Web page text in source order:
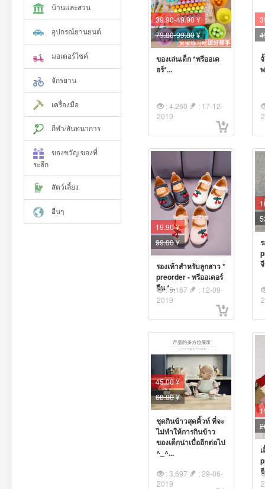
บ้านและสวน
อุปกรณ์ยานยนต์
มอเตอร์ไซค์
จักรยาน
เครื่องมือ
กีฬา/สันทนาการ
ของขวัญ ของที่
ระลึก
สัตว์เลี้ยง
อื่นๆ
39.90-49.90 ¥
79.80-99.80¥
ของเล่นเด็ก *พรีออเด
อร์*...
: 4,260
: 17-12-
2019
19.90 ¥
99.00¥
รองเท้าสำหรับลูกสาว *
preorder - พรีออเดอร์
จีน *...
: 5,167
: 12-09-
2019
45.00 ¥
68.00¥
ชุดกินข้าวสุดคิ้วท์ ที่จะ
ไม่ทำให้การกินข้าว
ของเด็กน่าเบื่ออีกต่อไป
^_^...
: 3,697
: 29-06-
2019